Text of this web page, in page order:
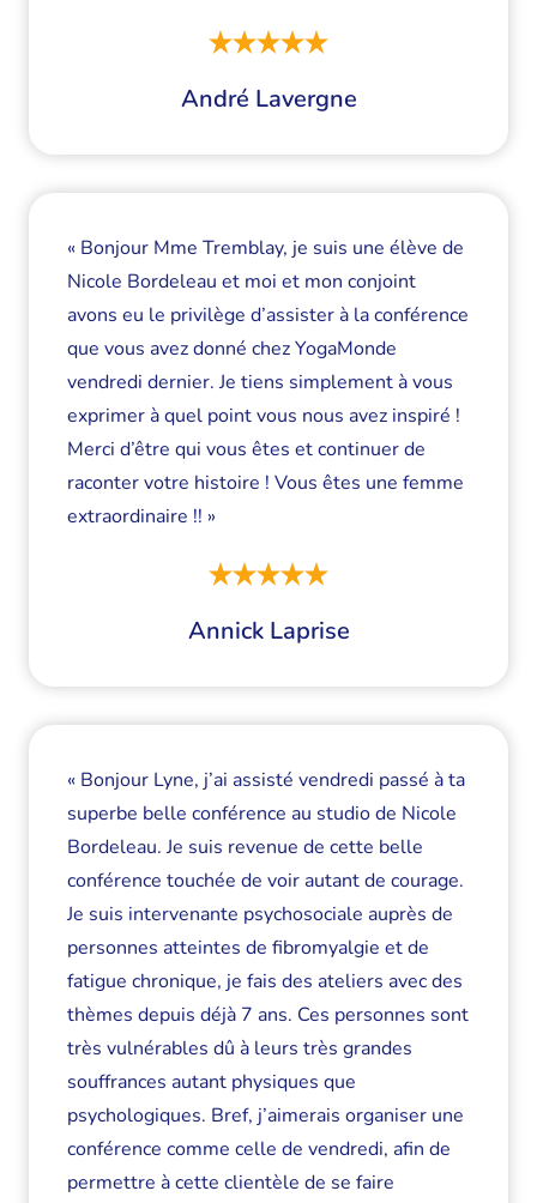
André Lavergne
« Bonjour Mme Tremblay, je suis une élève de
Nicole Bordeleau et moi et mon conjoint
avons eu le privilège d’assister à la conférence
que vous avez donné chez YogaMonde
vendredi dernier. Je tiens simplement à vous
exprimer à quel point vous nous avez inspiré !
Merci d’être qui vous êtes et continuer de
raconter votre histoire ! Vous êtes une femme
extraordinaire !! »
Annick Laprise
« Bonjour Lyne, j’ai assisté vendredi passé à ta
superbe belle conférence au studio de Nicole
Bordeleau. Je suis revenue de cette belle
conférence touchée de voir autant de courage.
Je suis intervenante psychosociale auprès de
personnes atteintes de fibromyalgie et de
fatigue chronique, je fais des ateliers avec des
thèmes depuis déjà 7 ans. Ces personnes sont
très vulnérables dû à leurs très grandes
souffrances autant physiques que
psychologiques. Bref, j’aimerais organiser une
conférence comme celle de vendredi, afin de
permettre à cette clientèle de se faire